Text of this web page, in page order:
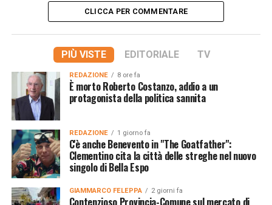
CLICCA PER COMMENTARE
PIÙ VISTE EDITORIALE TV
REDAZIONE 8 ore fa
È morto Roberto Costanzo, addio a un
protagonista della politica sannita
REDAZIONE 1 giorno fa
C'è anche Benevento in "The Goatfather":
Clementino cita la città delle streghe nel nuovo
singolo di Bella Espo
GIAMMARCO FELEPPA 2 giorni fa
Contenzioso Provincia-Comune sul mercato di